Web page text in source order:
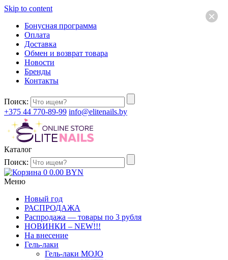
Skip to content
Бонусная программа
Оплата
Доставка
Обмен и возврат товара
Новости
Бренды
Контакты
Поиск:
+375 44 770-89-99 info@elitenails.by
Каталог
Поиск:
0 0.00 BYN
Меню
Новый год
РАСПРОДАЖА
Распродажа — товары по 3 рубля
НОВИНКИ – NEW!!!
На внесение
Гель-лаки
Гель-лаки MOJO
×